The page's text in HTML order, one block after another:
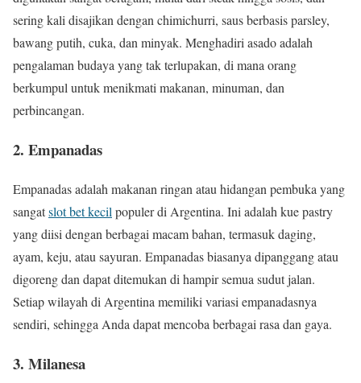
sering kali disajikan dengan chimichurri, saus berbasis parsley,
bawang putih, cuka, dan minyak. Menghadiri asado adalah
pengalaman budaya yang tak terlupakan, di mana orang
berkumpul untuk menikmati makanan, minuman, dan
perbincangan.
2. Empanadas
Empanadas adalah makanan ringan atau hidangan pembuka yang
sangatslot bet kecil populer di Argentina. Ini adalah kue pastry
yang diisi dengan berbagai macam bahan, termasuk daging,
ayam, keju, atau sayuran. Empanadas biasanya dipanggang atau
digoreng dan dapat ditemukan di hampir semua sudut jalan.
Setiap wilayah di Argentina memiliki variasi empanadasnya
sendiri, sehingga Anda dapat mencoba berbagai rasa dan gaya.
3. Milanesa